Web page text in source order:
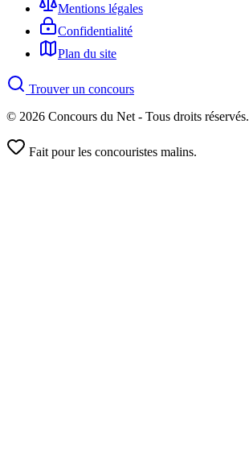
Mentions légales
Confidentialité
Plan du site
Trouver un concours
© 2026 Concours du Net - Tous droits réservés.
Fait pour les concouristes malins.